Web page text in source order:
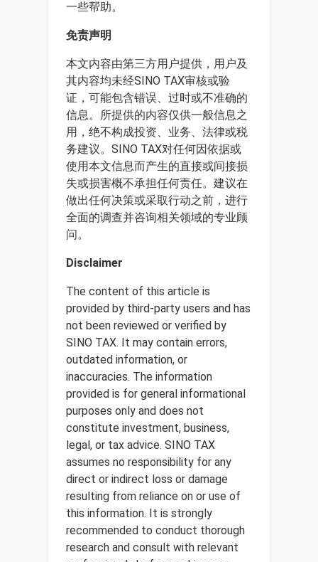
一些帮助。
免责声明
本文内容由第三方用户提供，用户及
其内容均未经SINO TAX审核或验
证，可能包含错误、过时或不准确的
信息。所提供的内容仅供一般信息之
用，绝不构成投资、业务、法律或税
务建议。SINO TAX对任何因依据或
使用本文信息而产生的直接或间接损
失或损害概不承担任何责任。建议在
做出任何决策或采取行动之前，进行
全面的调查并咨询相关领域的专业顾
问。
Disclaimer
The content of this article is
provided by third-party users and has
not been reviewed or verified by
SINO TAX. It may contain errors,
outdated information, or
inaccuracies. The information
provided is for general informational
purposes only and does not
constitute investment, business,
legal, or tax advice. SINO TAX
assumes no responsibility for any
direct or indirect loss or damage
resulting from reliance on or use of
this information. It is strongly
recommended to conduct thorough
research and consult with relevant